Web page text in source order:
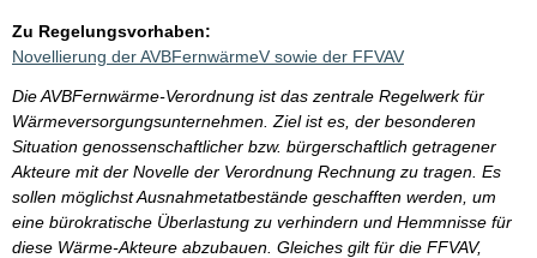
Zu Regelungsvorhaben:
Novellierung der AVBFernwärmeV sowie der FFVAV
Die AVBFernwärme-Verordnung ist das zentrale Regelwerk für
Wärmeversorgungsunternehmen. Ziel ist es, der besonderen
Situation genossenschaftlicher bzw. bürgerschaftlich getragener
Akteure mit der Novelle der Verordnung Rechnung zu tragen. Es
sollen möglichst Ausnahmetatbestände geschafften werden, um
eine bürokratische Überlastung zu verhindern und Hemmnisse für
diese Wärme-Akteure abzubauen. Gleiches gilt für die FFVAV,